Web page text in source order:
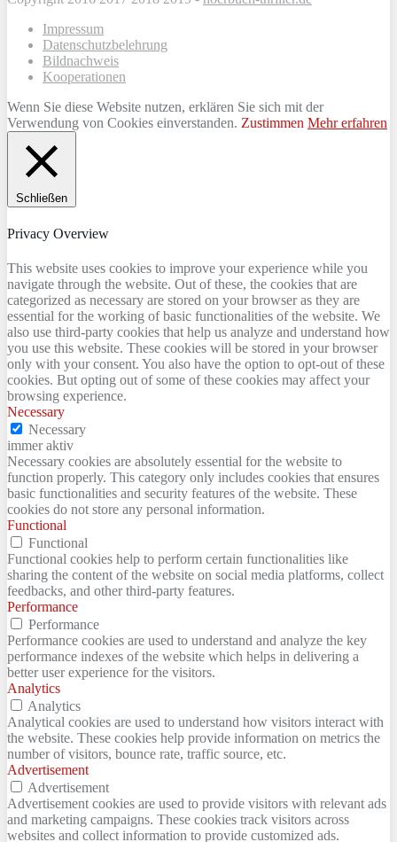
Impressum
Datenschutzbelehrung
Bildnachweis
Kooperationen
Wenn Sie diese Website nutzen, erklären Sie sich mit der
Verwendung von Cookies einverstanden. Zustimmen Mehr erfahren
Schließen
Privacy Overview
This website uses cookies to improve your experience while you
navigate through the website. Out of these, the cookies that are
categorized as necessary are stored on your browser as they are
essential for the working of basic functionalities of the website. We
also use third-party cookies that help us analyze and understand how
you use this website. These cookies will be stored in your browser
only with your consent. You also have the option to opt-out of these
cookies. But opting out of some of these cookies may affect your
browsing experience.
Necessary
Necessary
immer aktiv
Necessary cookies are absolutely essential for the website to
function properly. This category only includes cookies that ensures
basic functionalities and security features of the website. These
cookies do not store any personal information.
Functional
Functional
Functional cookies help to perform certain functionalities like
sharing the content of the website on social media platforms, collect
feedbacks, and other third-party features.
Performance
Performance
Performance cookies are used to understand and analyze the key
performance indexes of the website which helps in delivering a
better user experience for the visitors.
Analytics
Analytics
Analytical cookies are used to understand how visitors interact with
the website. These cookies help provide information on metrics the
number of visitors, bounce rate, traffic source, etc.
Advertisement
Advertisement
Advertisement cookies are used to provide visitors with relevant ads
and marketing campaigns. These cookies track visitors across
websites and collect information to provide customized ads.